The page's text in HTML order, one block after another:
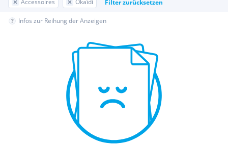
Accessoires Okaïdi Filter zurücksetzen
Infos zur Reihung der Anzeigen